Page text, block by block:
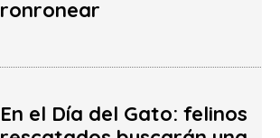
ronronear
En el Día del Gato: felinos